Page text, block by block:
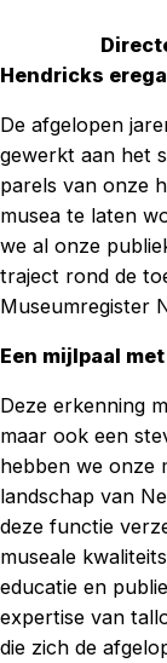
Hendricks
De afgelopen
gewerkt aan het
parels van onze
musea te laten
we al onze
traject rond de
Museumregister
Een mijlpaal
Deze erkenning
maar ook een
hebben we onze
landschap van
deze functie
museale
educatie en
expertise van
die zich de